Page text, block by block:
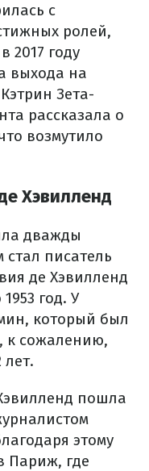
с
ролей,
2017 году
выхода на
Зета-
рассказала о
возмутило
Хэвилленд
дважды
писатель
де Хэвилленд
год. У
который был
к сожалению,
лет.
пошла
этому
Париж, где